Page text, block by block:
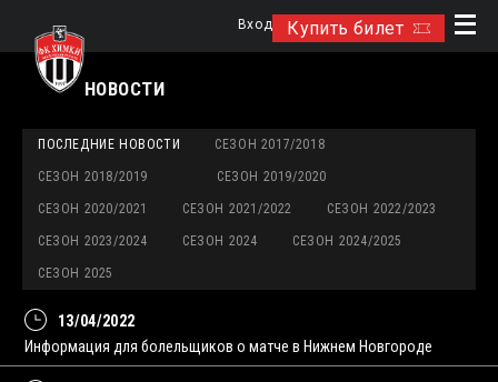
Купить билет
Вход
НОВОСТИ
ПОСЛЕДНИЕ НОВОСТИ СЕЗОН 2017/2018
СЕЗОН 2018/2019 СЕЗОН 2019/2020
СЕЗОН 2020/2021 СЕЗОН 2021/2022 СЕЗОН 2022/2023
СЕЗОН 2023/2024 СЕЗОН 2024 СЕЗОН 2024/2025
СЕЗОН 2025
13/04/2022
Информация для болельщиков о матче в Нижнем Новгороде